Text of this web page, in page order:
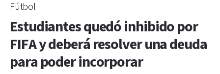
Fútbol
Estudiantes quedó inhibido por
FIFA y deberá resolver una deuda
para poder incorporar